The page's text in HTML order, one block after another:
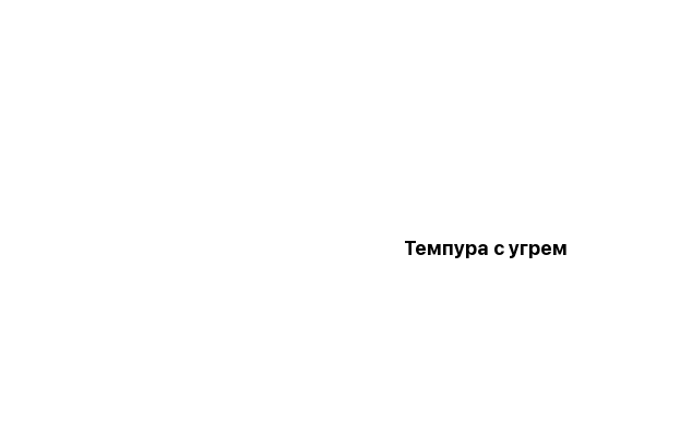
Темпура с угрем